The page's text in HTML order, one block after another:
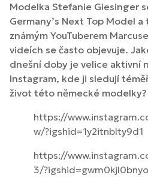
Modelka Stefanie Giesinger
Germany’s Next Top Model
známým YouTuberem
videích se často objevuje.
dnešní doby je velice aktivní
Instagram, kde ji sledují
život této německé modelky?
https://
w/?igshid=1y2itnblty9d1
https://
3/?igshid=gwm0kjl0bnyo